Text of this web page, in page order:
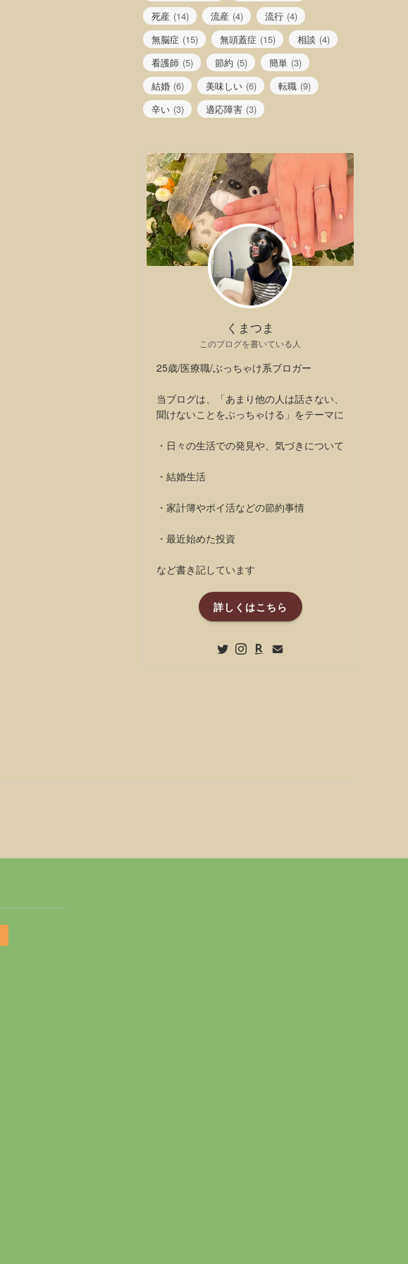
死産 (14) 流産 (4) 流行 (4)
無脳症 (15) 無頭蓋症 (15) 相談 (4)
看護師 (5) 節約 (5) 簡単 (3)
結婚 (6) 美味しい (6) 転職 (9)
辛い (3) 適応障害 (3)
くまつま
このブログを書いている人
25歳/医療職/ぶっちゃけ系ブロガー
当ブログは、「あまり他の人は話さない、
聞けないことをぶっちゃける」をテーマに
・日々の生活での発見や、気づきについて
・結婚生活
・家計簿やポイ活などの節約事情
・最近始めた投資
など書き記しています
詳しくはこちら